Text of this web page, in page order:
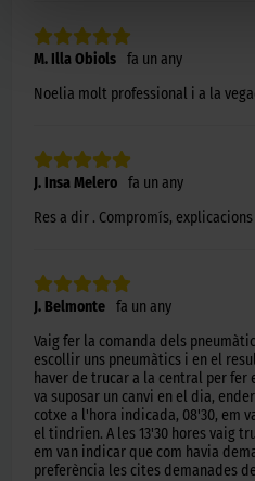
M. Illa Obiols fa un any
Noelia molt professional i a la
J. Insa Melero fa un any
Res a dir . Compromís,
J. Belmonte fa un any
Vaig fer la comanda dels
escollir uns pneumàtics i en el
haver de trucar a la central per fer
va suposar un canvi en el dia,
cotxe a l'hora indicada, 08'30, em
el tindrien. A les 13'30 hores vaig
em van indicar que com havia
preferència les cites demanades